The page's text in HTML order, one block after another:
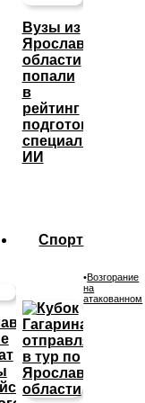
Вузы из
Ярославской
области
попали
в
рейтинг
подготовки
специалистов
ИИ
Спорт
•Возгорание
на
атакованном